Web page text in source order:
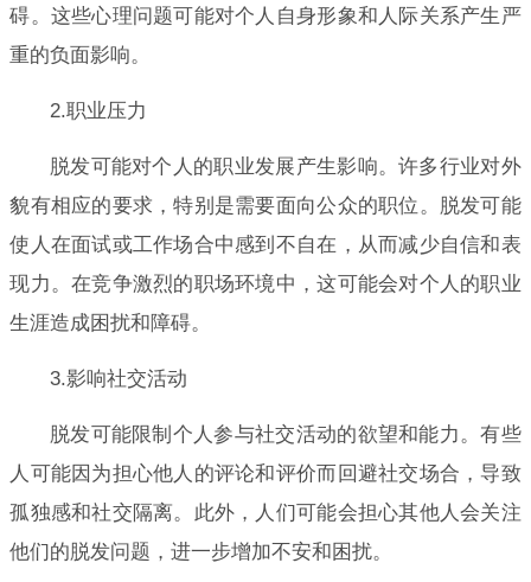
碍。这些心理问题可能对个人自身形象和人际关系产生严
重的负面影响。
2.职业压力
脱发可能对个人的职业发展产生影响。许多行业对外
貌有相应的要求，特别是需要面向公众的职位。脱发可能
使人在面试或工作场合中感到不自在，从而减少自信和表
现力。在竞争激烈的职场环境中，这可能会对个人的职业
生涯造成困扰和障碍。
3.影响社交活动
脱发可能限制个人参与社交活动的欲望和能力。有些
人可能因为担心他人的评论和评价而回避社交场合，导致
孤独感和社交隔离。此外，人们可能会担心其他人会关注
他们的脱发问题，进一步增加不安和困扰。